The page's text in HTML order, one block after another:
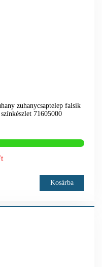
zuhanycsaptelep falsík
71605000
Kosárba